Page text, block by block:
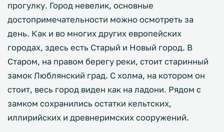
прогулку. Город невелик, основные
достопримечательности можно осмотреть за
день. Как и во многих других европейских
городах, здесь есть Старый и Новый город. В
Старом, на правом берегу реки, стоит старинный
замок Люблянский град. С холма, на котором он
стоит, весь город виден как на ладони. Рядом с
замком сохранились остатки кельтских,
иллирийских и древнеримских сооружений.